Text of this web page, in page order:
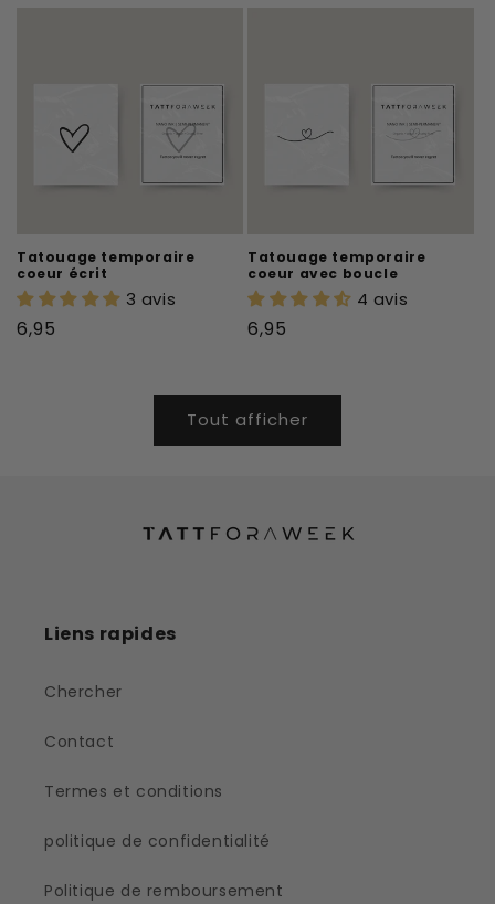
Tatouage temporaire
coeur écrit
3 avis
Prix
6,95
Tatouage temporaire
coeur avec boucle
4 avis
Prix
6,95
Tout afficher
Liens rapides
Chercher
Contact
Termes et conditions
politique de confidentialité
Politique de remboursement